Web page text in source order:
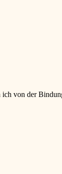
von der